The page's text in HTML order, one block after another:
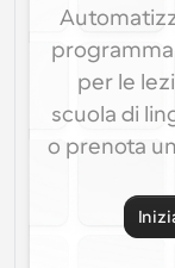
per le
scuola di
o prenota